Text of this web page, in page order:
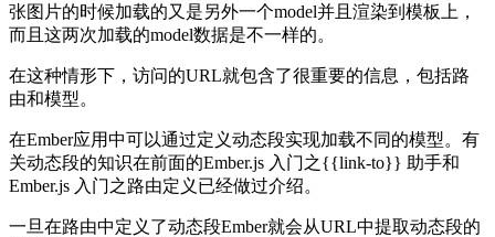
张图片的时候加载的又是另外一个model并且渲染到模板上，
而且这两次加载的model数据是不一样的。
在这种情形下，访问的URL就包含了很重要的信息，包括路
由和模型。
在Ember应用中可以通过定义动态段实现加载不同的模型。有
关动态段的知识在前面的Ember.js 入门之{{link-to}} 助手和
Ember.js 入门之路由定义已经做过介绍。
一旦在路由中定义了动态段Ember就会从URL中提取动态段的